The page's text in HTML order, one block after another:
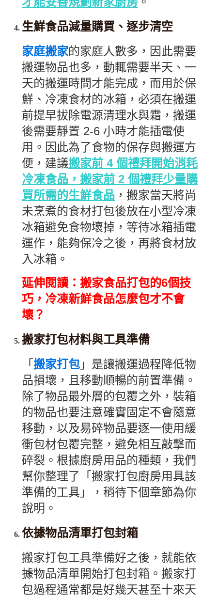
生鮮食品減量購買、逐步清空
家庭搬家的家庭人數多，因此需要
搬運物品也多，動輒需要半天、一
天的搬運時間才能完成，而用於保
鮮、冷凍食材的冰箱，必須在搬運
前提早拔除電源清理水與霜，搬運
後需要靜置 2-6 小時才能插電使
用。因此為了食物的保存與搬運方
便，建議搬家前 4 個禮拜開始消耗
冷凍食品，搬家前 2 個禮拜少量購
買所需的生鮮食品，搬家當天將尚
未烹煮的食材打包後放在小型冷凍
冰箱避免食物壞掉，等待冰箱插電
運作，能夠保冷之後，再將食材放
入冰箱。
延伸閱讀：搬家食品打包的6個技
巧，冷凍新鮮食品怎麼包才不會
壞？
搬家打包材料與工具準備
「 搬家打包」是讓搬運過程降低物
品損壞，且移動順暢的前置準備。
除了物品最外層的包覆之外，裝箱
的物品也要注意確實固定不會隨意
移動，以及易碎物品要逐一使用緩
衝包材包覆完整，避免相互敲擊而
碎裂。根據廚房用品的種類，我們
幫你整理了「搬家打包廚房用具該
準備的工具」，稍待下個章節為你
說明。
依據物品清單打包封箱
搬家打包工具準備好之後，就能依
據物品清單開始打包封箱。搬家打
包過程通常都是好幾天甚至十來天